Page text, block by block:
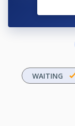
WAITING